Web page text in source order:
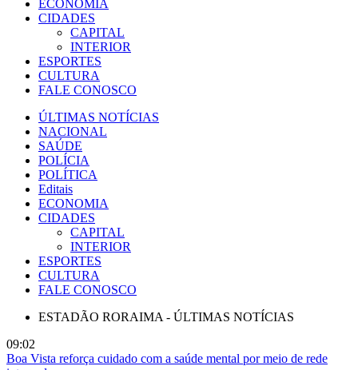
ECONOMIA
CIDADES
CAPITAL
INTERIOR
ESPORTES
CULTURA
FALE CONOSCO
ÚLTIMAS NOTÍCIAS
NACIONAL
SAÚDE
POLÍCIA
POLÍTICA
Editais
ECONOMIA
CIDADES
CAPITAL
INTERIOR
ESPORTES
CULTURA
FALE CONOSCO
ESTADÃO RORAIMA - ÚLTIMAS NOTÍCIAS
09:02
Boa Vista reforça cuidado com a saúde mental por meio de rede